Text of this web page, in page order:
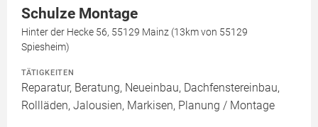
Schulze Montage
Hinter der Hecke 56, 55129 Mainz (13km von 55129
Spiesheim)
TÄTIGKEITEN
Reparatur, Beratung, Neueinbau, Dachfenstereinbau,
Rollläden, Jalousien, Markisen, Planung / Montage